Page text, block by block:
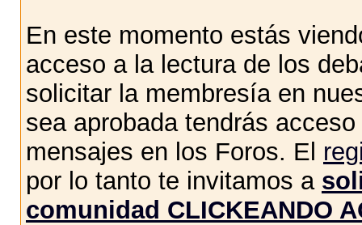
En este momento estás
acceso a la lectura de los
solicitar la membresía en
sea aprobada tendrás
mensajes en los Foros. El
por lo tanto te invitamos a
comunidad CLICKEANDO